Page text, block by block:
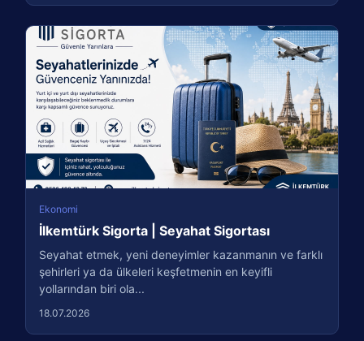
Ekonomi
İlkemtürk Sigorta | Seyahat Sigortası
Seyahat etmek, yeni deneyimler kazanmanın ve farklı
şehirleri ya da ülkeleri keşfetmenin en keyifli
yollarından biri ola...
18.07.2026